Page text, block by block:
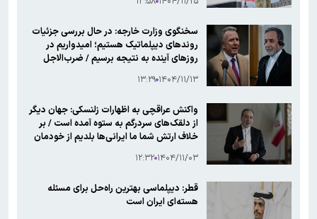
سخنگوی وزارت خارجه: در حال بررسی جزئیات
روندهای دیپلماتیک هستیم؛ امیدواریم در
روز‌های آینده به نتیجه برسیم / ضرب‌الاجل
۱۴۰۴/۱۱/۱۳ ۱۳:۲۹
واکنش عراقچی به اظهارات زلنسکی: جهان دیگر
از دلقک‌های سردرگم به ستوه آمده است / بر
خلاف ارتش شما ما ایرانی‌ها بلدیم از خودمان
۱۴۰۴/۱۱/۰۳ ۱۲:۳۲
قطر: دیپلماسی بهترین راه‌حل برای مسئله
هسته‌ای ایران است